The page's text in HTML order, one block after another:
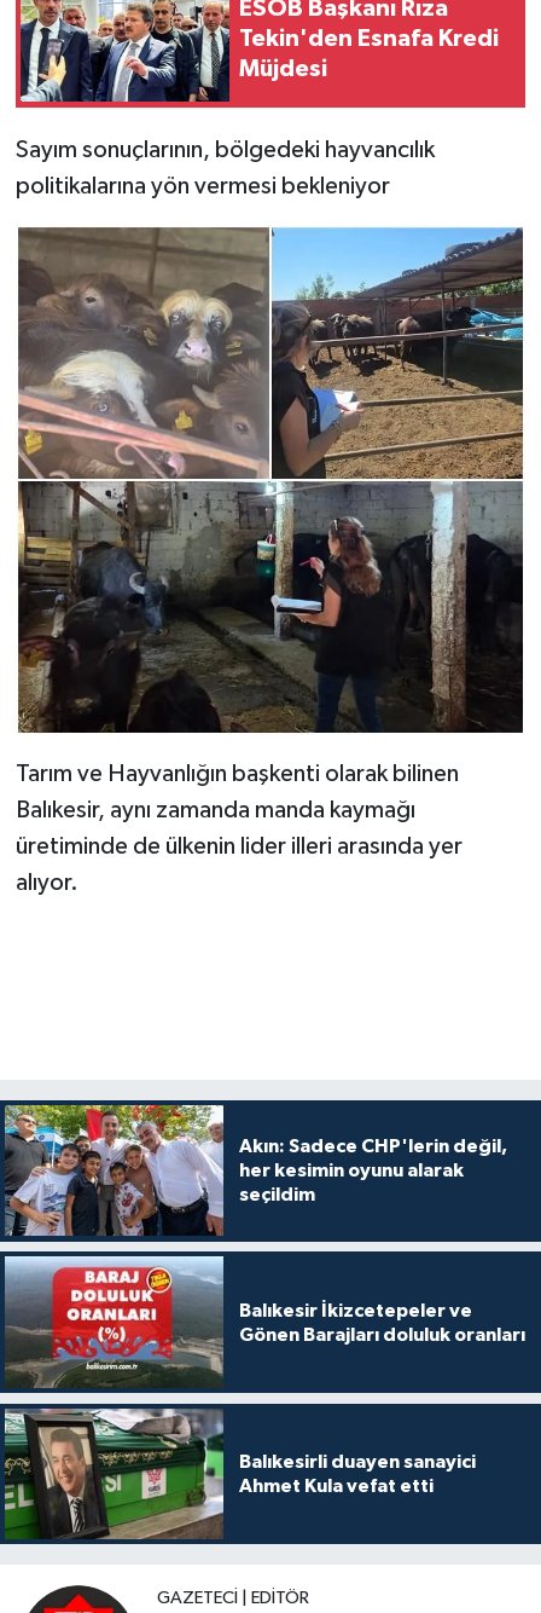
ESOB Başkanı Rıza
Tekin'den Esnafa Kredi
Müjdesi
Sayım sonuçlarının, bölgedeki hayvancılık
politikalarına yön vermesi bekleniyor
Tarım ve Hayvanlığın başkenti olarak bilinen
Balıkesir, aynı zamanda manda kaymağı
üretiminde de ülkenin lider illeri arasında yer
alıyor.
Akın: Sadece CHP'lerin değil,
her kesimin oyunu alarak
seçildim
Balıkesir İkizcetepeler ve
Gönen Barajları doluluk oranları
Balıkesirli duayen sanayici
Ahmet Kula vefat etti
GAZETECI | EDITÖR